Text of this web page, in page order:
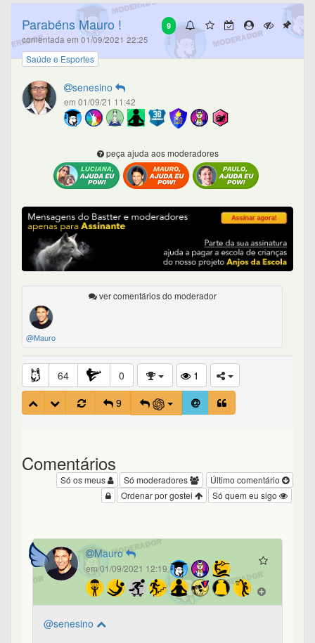
9
Parabéns Mauro !
comentada em 01/09/2021 22:25
Saúde e Esportes
senesino
em 01/09/21 11:42
peça ajuda aos moderadores
ver comentários do moderador
@Mauro
64 0
1
9
Comentários
Último comentário
Só moderadores
Só os meus
Só quem eu sigo
Ordenar por gostei
Mauro
em 01/09/2021 12:19
@senesino